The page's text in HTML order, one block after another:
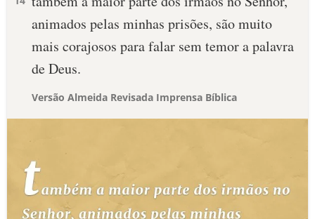
animados pelas minhas prisões, são muito
mais corajosos para falar sem temor a palavra
de Deus.
Versão Almeida Revisada Imprensa Bíblica